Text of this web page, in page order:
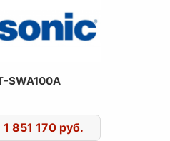
SWA100A
1 851 170 руб.